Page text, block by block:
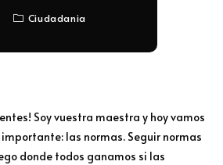
Ciudadania
Soy vuestra maestra y hoy vamos
las normas. Seguir normas
donde todos ganamos si las